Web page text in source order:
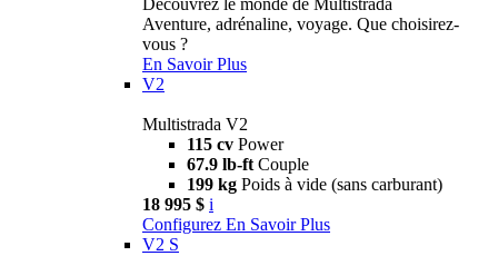
Découvrez le monde de Multistrada
Aventure, adrénaline, voyage. Que choisirez-
vous ?
En Savoir Plus
V2
Multistrada V2
115 cv Power
67.9 lb-ft Couple
199 kg Poids à vide (sans carburant)
18 995 $ i
Configurez En Savoir Plus
V2 S